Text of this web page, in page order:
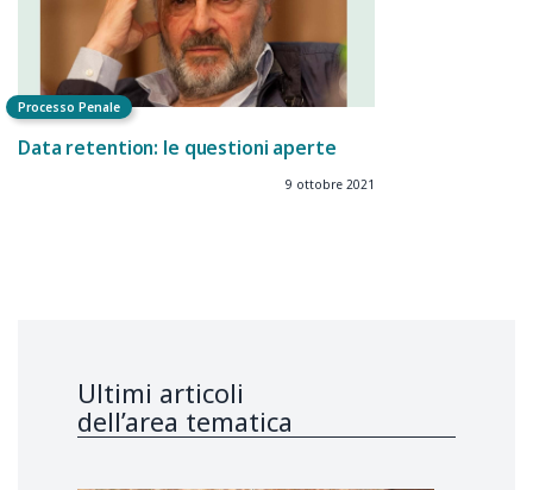
Processo Penale
Data retention: le questioni aperte
9 ottobre 2021
Ultimi articoli
dell’area tematica